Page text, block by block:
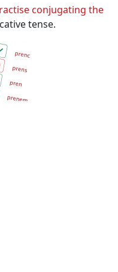
conjugating the
tense.